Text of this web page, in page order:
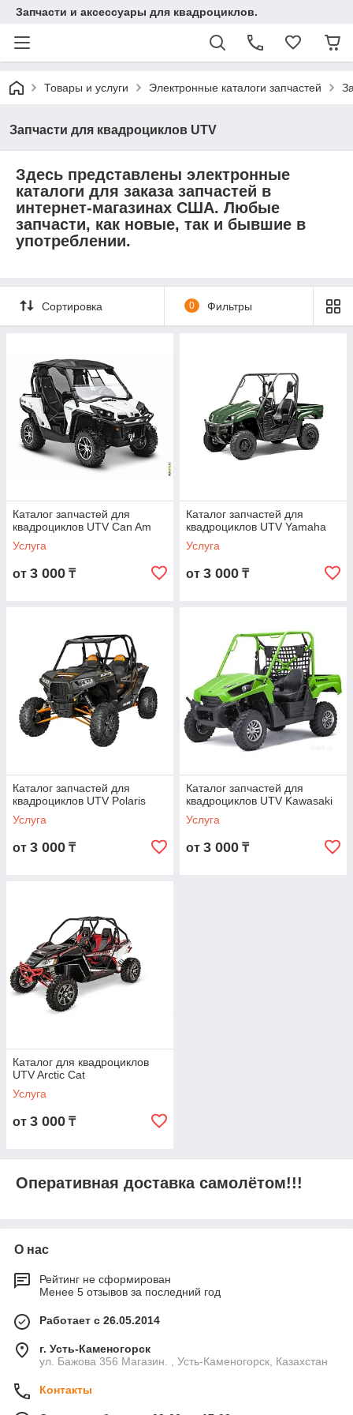
Запчасти и аксессуары для квадроциклов.
Товары и услуги Электронные каталоги запчастей
Запчасти для квадроциклов UTV
Здесь представлены электронные
каталоги для заказа запчастей в
интернет-магазинах США. Любые
запчасти, как новые, так и бывшие в
употреблении.
Сортировка 0 Фильтры
Каталог запчастей для
квадроциклов UTV Can Am
Услуга
от 3 000 ₸
Каталог запчастей для
квадроциклов UTV Yamaha
Услуга
от 3 000 ₸
Каталог запчастей для
квадроциклов UTV Polaris
Услуга
от 3 000 ₸
Каталог запчастей для
квадроциклов UTV Kawasaki
Услуга
от 3 000 ₸
Каталог для квадроциклов
UTV Arctic Cat
Услуга
от 3 000 ₸
Оперативная доставка самолётом!!!
О нас
Рейтинг не сформирован
Менее 5 отзывов за последний год
Работает с 26.05.2014
г. Усть-Каменогорск
ул. Бажова 356 Магазин. , Усть-Каменогорск, Казахстан
Контакты